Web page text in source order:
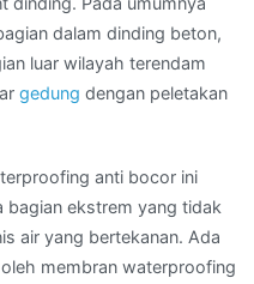
dalam dinding beton,
luar wilayah terendam
gedung dengan peletakan
anti bocor ini
bagian ekstrem yang tidak
air yang bertekanan. Ada
membran waterproofing